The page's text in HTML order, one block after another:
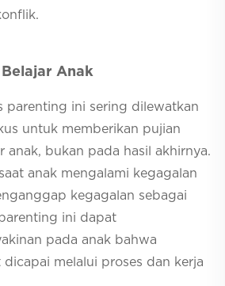
Anak
parenting ini sering dilewatkan
untuk memberikan pujian
anak, bukan pada hasil akhirnya.
anak mengalami kegagalan
kegagalan sebagai
ini dapat
pada anak bahwa
dicapai melalui proses dan kerja